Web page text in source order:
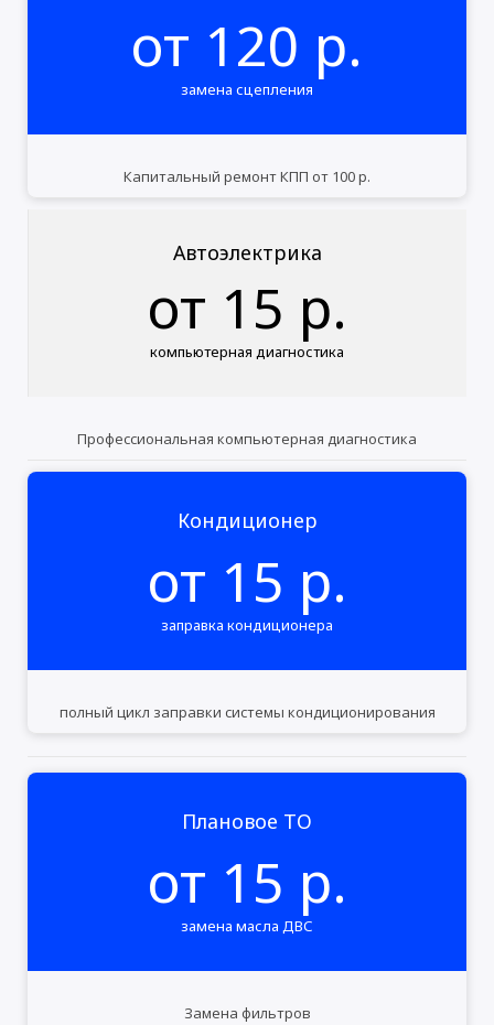
от 120 р.
замена сцепления
Капитальный ремонт КПП от 100 р.
Автоэлектрика
от 15 р.
компьютерная диагностика
Профессиональная компьютерная диагностика
Кондиционер
от 15 р.
заправка кондиционера
полный цикл заправки системы кондиционирования
Плановое ТО
от 15 р.
замена масла ДВС
Замена фильтров